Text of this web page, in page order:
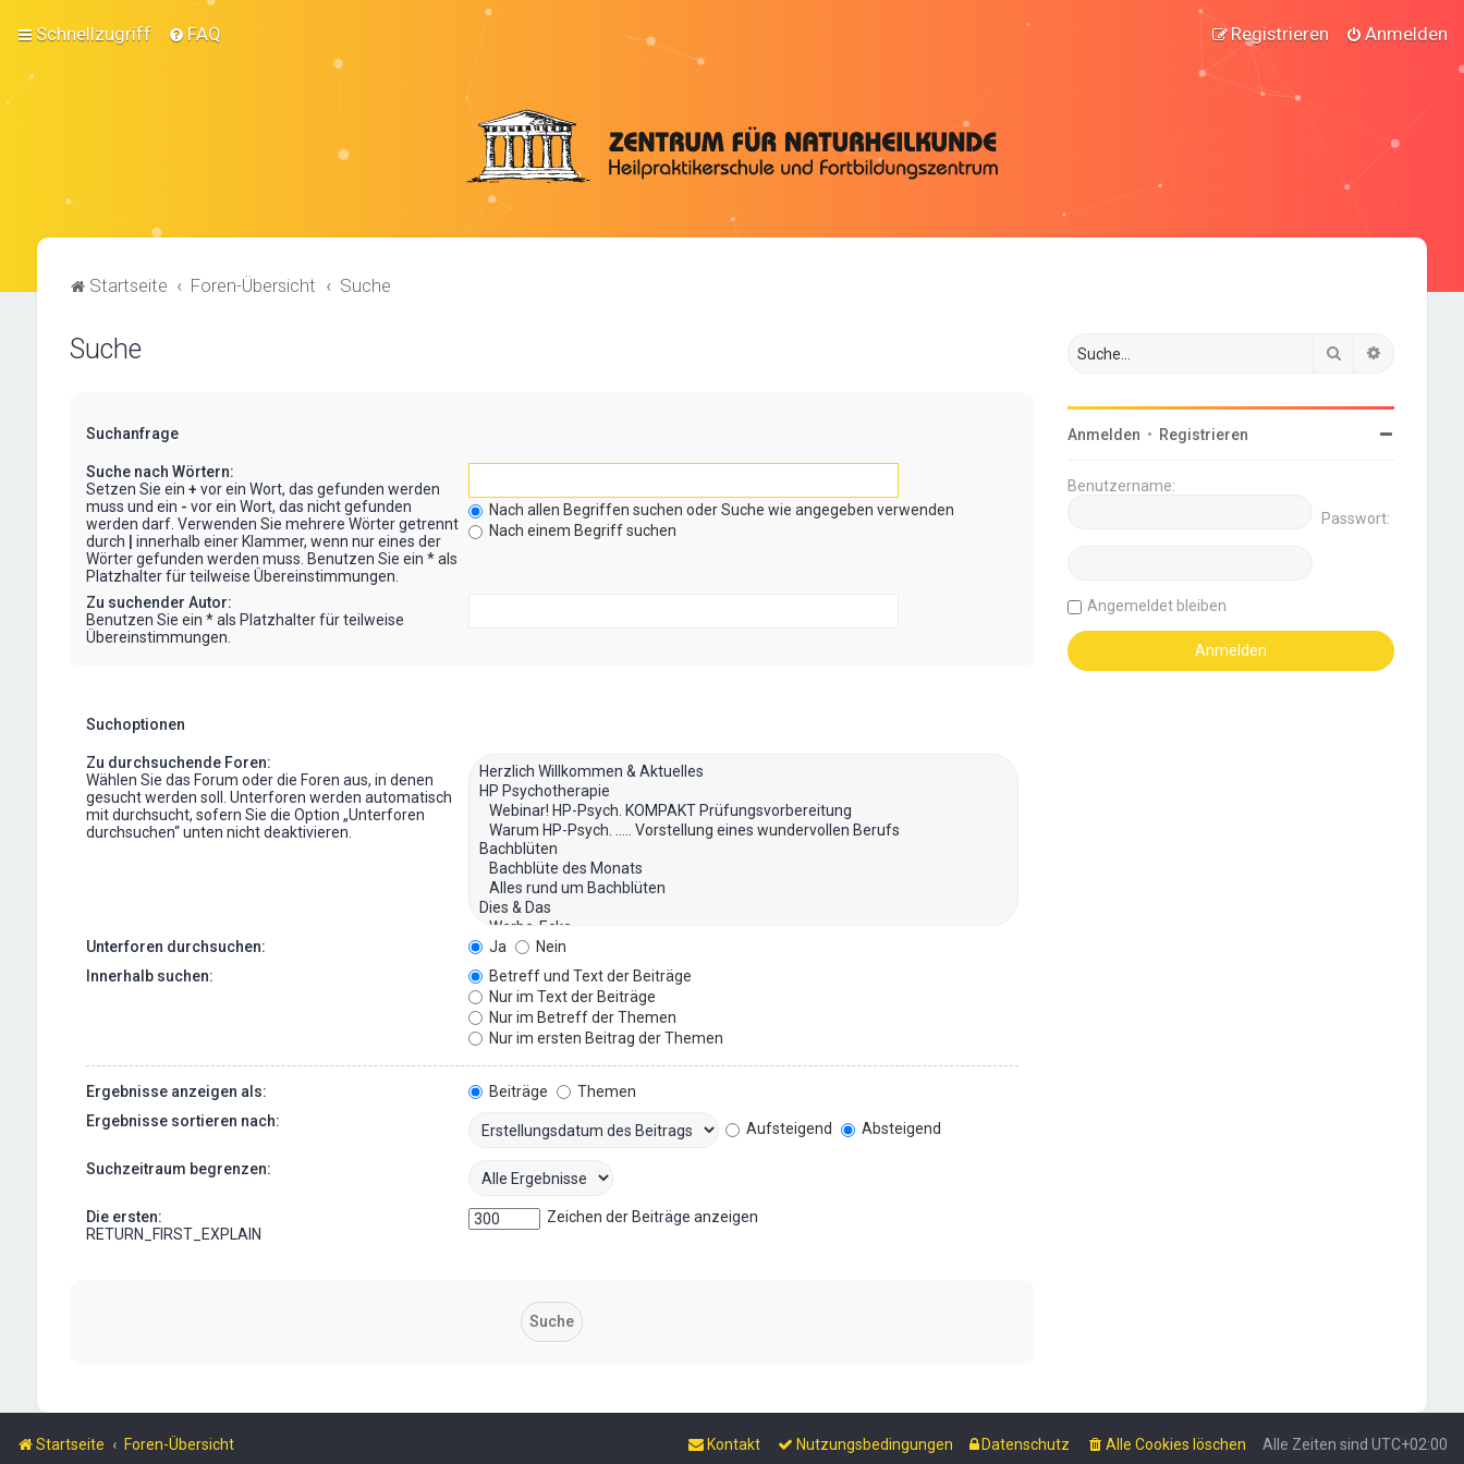
Schnellzugriff FAQ Anmelden
Registrieren
Startseite Foren-Übersicht Suche
Suche
Suchanfrage
Suche nach Wörtern:
Setzen Sie ein + vor ein Wort, das gefunden werden
muss und ein - vor ein Wort, das nicht gefunden
werden darf. Verwenden Sie mehrere Wörter getrennt
durch
innerhalb einer Klammer, wenn nur eines der
Wörter gefunden werden muss. Benutzen Sie ein * als
Platzhalter für teilweise Übereinstimmungen.
Nach allen Begriffen suchen oder Suche wie angegeben verwenden
Nach einem Begriff suchen
Zu suchender Autor:
Benutzen Sie ein * als Platzhalter für teilweise
Übereinstimmungen.
Suchoptionen
Zu durchsuchende Foren:
Wählen Sie das Forum oder die Foren aus, in denen
gesucht werden soll. Unterforen werden automatisch
mit durchsucht, sofern Sie die Option „Unterforen
durchsuchen“ unten nicht deaktivieren.
Unterforen durchsuchen: Ja
Nein
Innerhalb suchen:
Betreff und Text der Beiträge
Nur im Text der Beiträge
Nur im Betreff der Themen
Nur im ersten Beitrag der Themen
Ergebnisse anzeigen als: Beiträge
Themen
Ergebnisse sortieren nach:
Aufsteigend Absteigend
Suchzeitraum begrenzen:
Die ersten:
RETURN_FIRST_EXPLAIN
Zeichen der Beiträge anzeigen
Suche
Anmelden • Registrieren
Benutzername:
Passwort:
Angemeldet bleiben
Startseite Foren-Übersicht Alle Zeiten sind UTC+02:00
Alle Cookies löschen
Datenschutz
Nutzungsbedingungen
Kontakt